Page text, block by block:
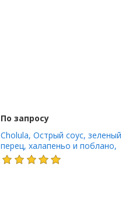
По запросу
Cholula, Острый соус, зеленый
перец, халапеньо и поблано,
150 мл (5 жидк. Унций)